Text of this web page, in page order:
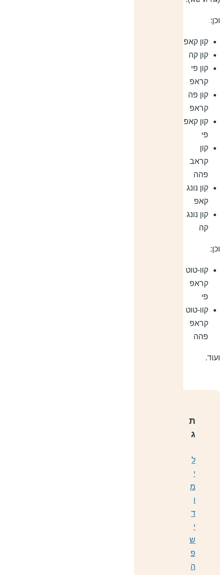
קון קאפ
קון קה
קון פי
קראפ
קון פה
קראפ
קון קאפ
פי
קון
קראב
פהה
קון נונג
קאפ
קון נונג
קה
קוו-טוט
קראפ
פי
קוו-טוט
קראפ
פהה
ת
ג
ל
מ
ד
ש
פ
ה